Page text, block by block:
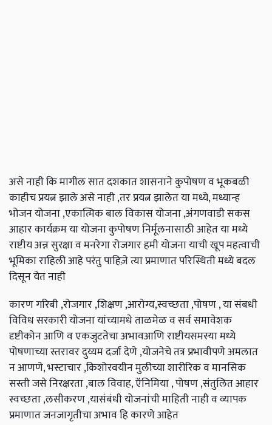
असे नाही कि मागील सात दशकात शासनाने कुपोषण व भूकबळी
काहीच प्रयत्न झाले असे नाही ,तर प्रयत्न झालेत या मध्ये, मध्यान्ह
भोजन योजना ,एकात्मिक बाल विकास योजना ,अंगणवाडी सकस
आहार कार्यक्रम या योजना कुपोषण निर्मूलनासाठी आहेत या मध्ये
राष्टीय अन्न सुरक्षा व मनरेगा रोजगार हमी योजना याची खूप महत्वाची
भूमिका राहिली आहे परंतु पाहिज़े त्या प्रमाणात परिस्थिती मध्ये बदल
दिसून येत नाही
कारण गरिबी ,रोजगार ,शिक्षण ,आरोग्य,स्वच्छता ,पोषण , या संबधी
विविध सरकारी योजना यांच्यामधे ताळमेळ व सर्व समावेशक
दृष्टीकोन आणि व एकजुटतेचा अभावआणि राष्टीयसमस्या मध्ये
पोषणाच्या स्तरावर दुय्यम दर्जा देणे ,योजनेचे तत्र प्रभावीपणे अमलात
न आणणे, भस्टाचार ,किशोरवयीन मुलीच्या शारीरिक व मानसिक
सस्ती जसे निरक्षरता ,बाल विवाह, ऍनिमिया , पोषण ,संतुलित आहार
स्वच्छता ,लसीकरण ,यासंबंधी योजनांची माहिती नाही व व्यापक
प्रमाणात जनजागृतीचा अभाव हि कारणे आहेत